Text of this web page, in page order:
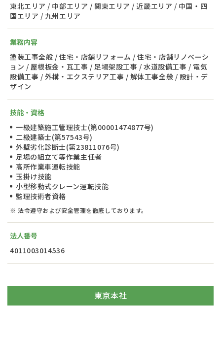
東北エリア / 中部エリア / 関東エリア / 近畿エリア / 中国・四
国エリア / 九州エリア
業務内容
塗装工事全般 / 住宅・店舗リフォーム / 住宅・店舗リノベーシ
ョン / 屋根板金・瓦工事 / 足場架設工事 / 水道設備工事 / 電気
設備工事 / 外構・エクステリア工事 / 解体工事全般 / 設計・デ
ザイン
技能・資格
一級建築施工管理技士(第00001474877号)
二級建築士(第57543号)
外壁劣化診断士(第23811076号)
足場の組立て等作業主任者
高所作業車運転技能
玉掛け技能
小型移動式クレーン運転技能
監理技術者資格
※ 法令遵守および安全管理を徹底しております。
法人番号
4011003014536
東京本社